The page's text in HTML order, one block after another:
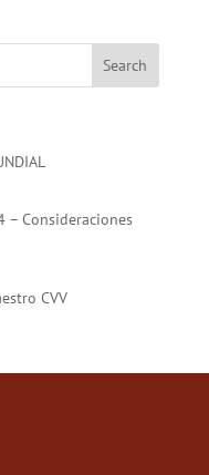
es
– Consideraciones
CVV